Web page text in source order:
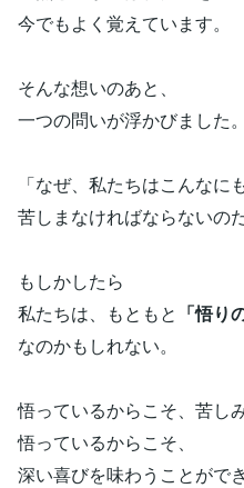
今でもよく覚えています。
そんな想いのあと、
一つの問いが浮かびました。
「なぜ、私たちはこんなに
苦しまなければならないの
もしかしたら
私たちは、もともと 「悟り
なのかもしれない。
悟っているからこそ、苦し
悟っているからこそ、
深い喜びを味わうことができ